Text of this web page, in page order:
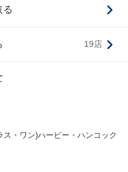
る
19店
ス・ワン)ハービー・ハンコック